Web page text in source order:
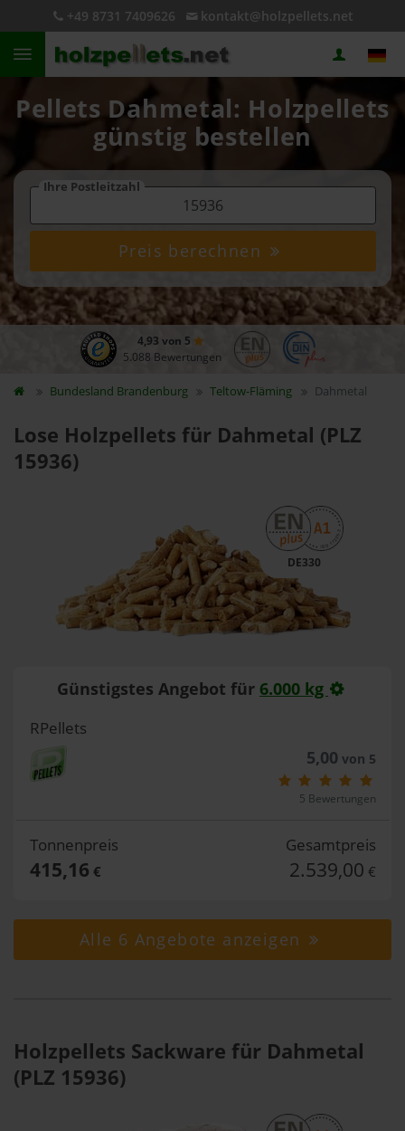
+49 8731 7409626 kontakt@holzpellets.net
Pellets Dahmetal: Holzpellets
günstig bestellen
Ihre Postleitzahl
Preis berechnen
4,93 von 5
5.088 Bewertungen
Bundesland Brandenburg Teltow-Fläming Dahmetal
Lose Holzpellets für Dahmetal (PLZ
15936)
DE330
Günstigstes Angebot für 6.000 kg
RPellets
5,00 von 5
5 Bewertungen
Tonnenpreis
415,16 €
Gesamtpreis
2.539,00 €
Alle 6 Angebote anzeigen
Holzpellets Sackware für Dahmetal
(PLZ 15936)